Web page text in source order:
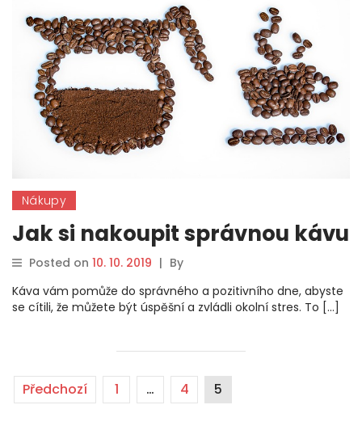
Nákupy
Jak si nakoupit správnou kávu
Posted on 10. 10. 2019 | By
Káva vám pomůže do správného a pozitivního dne, abyste
se cítili, že můžete být úspěšní a zvládli okolní stres. To […]
Předchozí 1 … 4 5